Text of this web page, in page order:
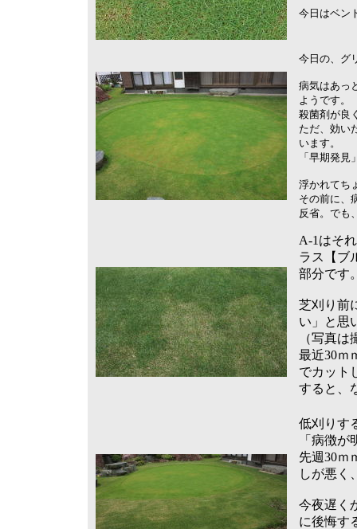
今日はベン
今日の、グ
病気はあっ
ようです。
殺菌剤が良
ただ、効い
います。
「早期発
浮かれてち
その前に、
反省。でも
A-1はそ
ラス【ブ
部分です
芝刈り前
い」と思
（写真
最近30ｍ
でカット
すると、
低刈りす
「病徴
先週30ｍ
しが悪く
今夜遅く
に後悔す